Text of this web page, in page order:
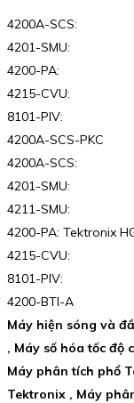
4200A-SCS:
4201-SMU:
4200-PA:
4215-CVU:
8101-PIV:
4200A-SCS-PKC
4200A-SCS:
4201-SMU:
4211-SMU:
4200-PA: Tektronix
4215-CVU:
8101-PIV:
4200-BTI-A
Máy hiện sóng và
, Máy số hóa tốc độ
Máy phân tích phổ
Tektronix , Máy